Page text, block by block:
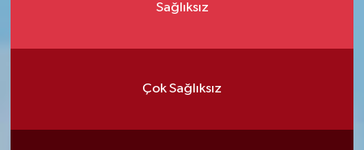
Sağlıksız
Çok Sağlıksız